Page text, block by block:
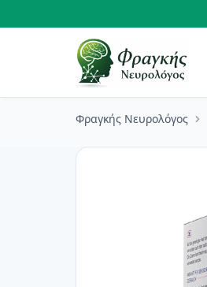
Φραγκής Νευρολόγος